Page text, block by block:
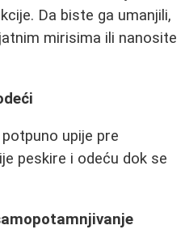
Da biste ga umanjili,
mirisima ili nanosite
upije pre
peskire i odeću dok se